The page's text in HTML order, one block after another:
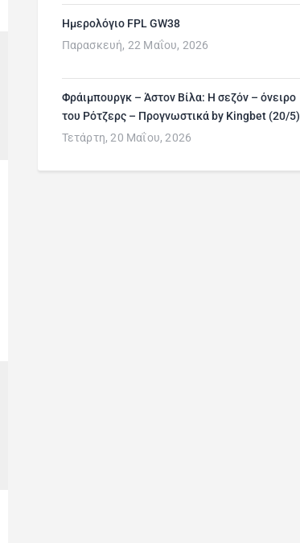
Ημερολόγιο FPL GW38
Παρασκευή, 22 Μαΐου, 2026
Φράιμπουργκ – Άστον Βίλα: Η σεζόν – όνειρο
του Ρότζερς – Προγνωστικά by Kingbet (20/5)
Τετάρτη, 20 Μαΐου, 2026